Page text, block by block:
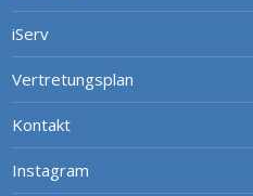
iServ
Vertretungsplan
Kontakt
Instagram